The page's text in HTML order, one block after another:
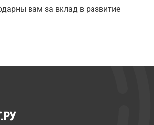
вам за вклад в развитие